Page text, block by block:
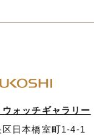
ォッチギャラリー
日本橋室町1-4-1